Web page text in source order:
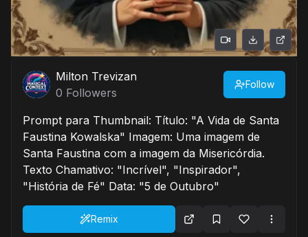
Milton Trevizan
0 Followers
Follow
Prompt para Thumbnail: Título: "A Vida de Santa
Faustina Kowalska" Imagem: Uma imagem de
Santa Faustina com a imagem da Misericórdia.
Texto Chamativo: "Incrível", "Inspirador",
"História de Fé" Data: "5 de Outubro"
Remix